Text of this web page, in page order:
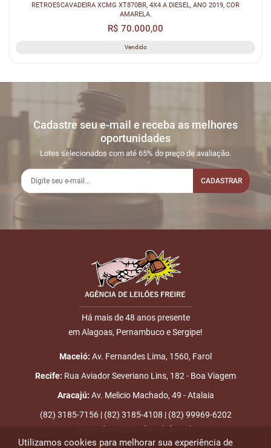
RETROESCAVADEIRA XCMG XT870BR, 4X4 A DIESEL, ANO 2019, COR
AMARELA.
R$ 70.000,00
Vendido
Cadastre seu e-mail e receba as melhores
oportunidades
Lotes selecionados com até 65% do preço de avaliação.
CADASTRAR
Há mais de 48 anos presente
em Alagoas, Pernambuco e Sergipe!
Maceió: Av. Fernandes Lima, 1560, Farol
Recife: Rua Aviador Severiano Lins, 182 - Boa Viagem
Aracajú: Av. Melicio Machado, 49 - Atalaia
(82) 3185-7156 | (82) 3185-4108 | (82) 99969-6202
Segunda a Sexta das 8h às 18h
Utilizamos cookies para melhorar sua experiência de